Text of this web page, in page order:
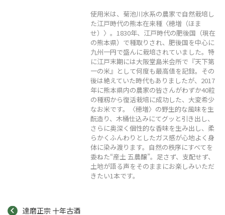
使用米は、菊池川水系の農家で自然栽培し
た江戸時代の熊本在来種〈穂増（ほま
せ）〉。1830年、江戸時代の肥後国（現在
の熊本県）で種取りされ、肥後国を中心に
九州⼀円で盛んに栽培されていました。特
に江戸末期には大阪堂島米会所で『天下第
一の米』として何度も最高値を記録。その
後は絶えていた時代もありましたが、2017
年に熊本県内の農家の皆さんがわずか40粒
の種籾から復活栽培に成功した、大変希少
なお米です。〈穂増〉の野生的な風味を生
酛造り、木桶仕込みにてグッと引き出し、
さらに奥深く個性的な香味を生み出し、柔
らかくふんわりとしたガス感が心地よく身
体に染み渡ります。自然の秩序にすべてを
委ねた“産土 五農醸”。足さず、支配せず、
土地が語る声をそのままにお楽しみいただ
きたい1本です。
達磨正宗 十年古酒